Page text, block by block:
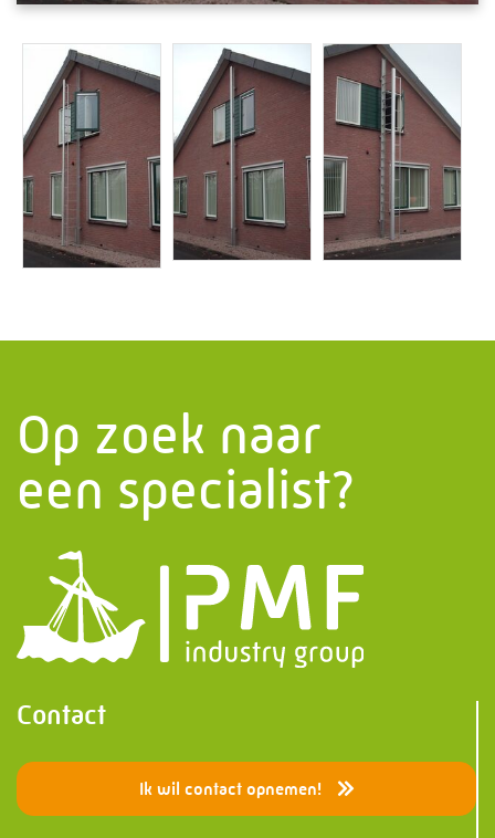
PMF Industry Group
Bekijk contact gegevens
info.uithuizen@pmfmechanical.nl
+31 (0)595 - 431 729
Op zoek naar
een specialist?
Contact
Ik wil contact opnemen!